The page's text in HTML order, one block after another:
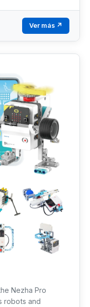
Ver más ↗
Nezha Pro
robots and